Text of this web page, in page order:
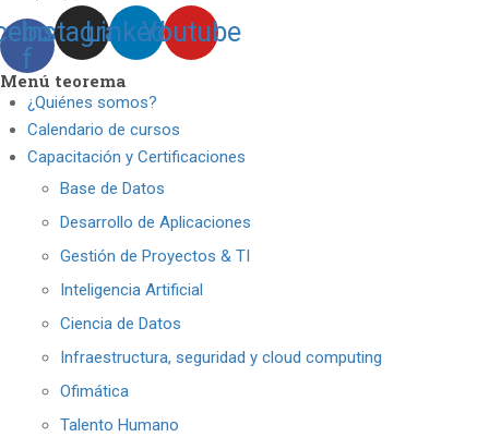
f
Instagram
LinkedinYoutube
Menú teorema
¿Quiénes somos?
Calendario de cursos
Capacitación y Certificaciones
Base de Datos
Desarrollo de Aplicaciones
Gestión de Proyectos & TI
Inteligencia Artificial
Ciencia de Datos
Infraestructura, seguridad y cloud computing
Ofimática
Talento Humano